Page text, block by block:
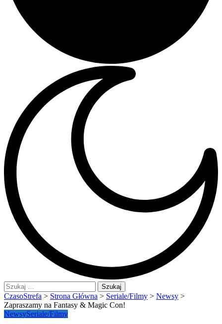
Szukaj:
CzasoStrefa > Strona Główna > Seriale/Filmy > Newsy >
Zapraszamy na Fantasy & Magic Con!
NewsySeriale/Filmy